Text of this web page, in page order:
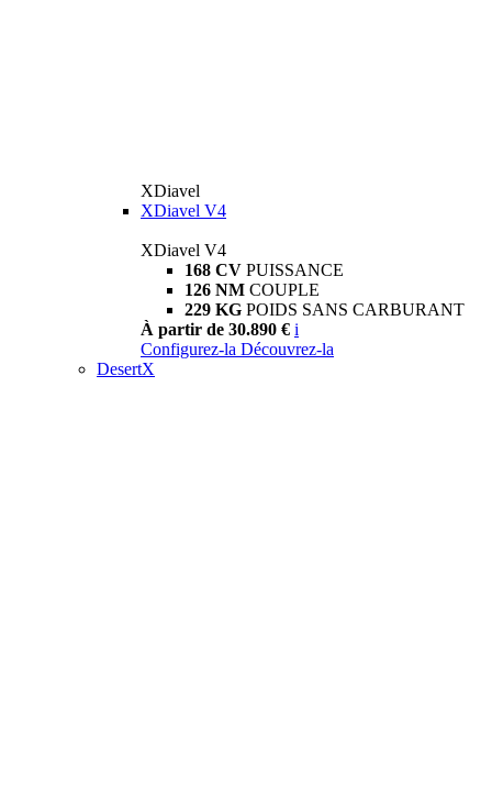
XDiavel
XDiavel V4
XDiavel V4
168 CV PUISSANCE
126 NM COUPLE
229 KG POIDS SANS CARBURANT
À partir de 30.890 € i
Configurez-la Découvrez-la
DesertX